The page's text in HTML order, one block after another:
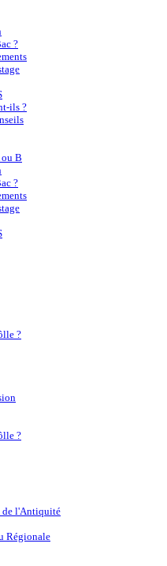
?
ils ?
B
?
?
?
de l'Antiquité
Régionale